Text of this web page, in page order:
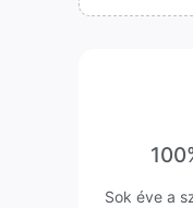
Sok éve a